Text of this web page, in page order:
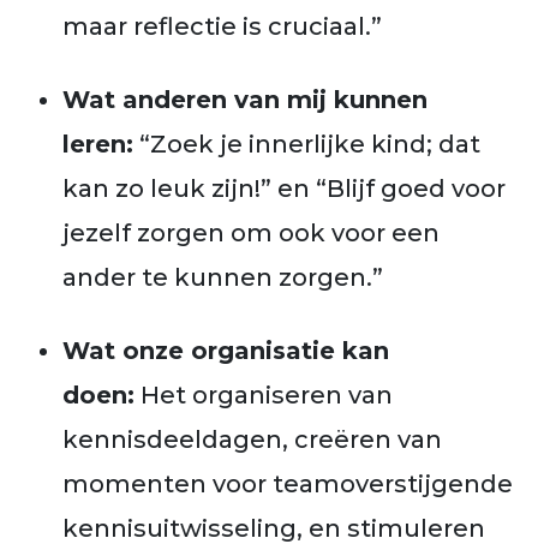
maar reflectie is cruciaal.”
Wat anderen van mij kunnen
leren: “Zoek je innerlijke kind; dat
kan zo leuk zijn!” en “Blijf goed voor
jezelf zorgen om ook voor een
ander te kunnen zorgen.”
Wat onze organisatie kan
doen: Het organiseren van
kennisdeeldagen, creëren van
momenten voor teamoverstijgende
kennisuitwisseling, en stimuleren